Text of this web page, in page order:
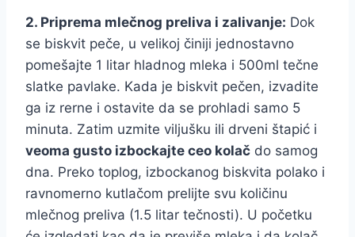
2. Priprema mlečnog preliva i zalivanje: Dok
se biskvit peče, u velikoj činiji jednostavno
pomešajte 1 litar hladnog mleka i 500ml tečne
slatke pavlake. Kada je biskvit pečen, izvadite
ga iz rerne i ostavite da se prohladi samo 5
minuta. Zatim uzmite viljušku ili drveni štapić i
veoma gusto izbockajte ceo kolač do samog
dna. Preko toplog, izbockanog biskvita polako i
ravnomerno kutlačom prelijte svu količinu
mlečnog preliva (1.5 litar tečnosti). U početku